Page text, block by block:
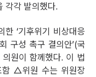
각각 발의했다.
한 ‘기후위기 비상대응
구성 촉구 결의안’(국
원이 함께했다. 이 법
△위원 수는 위원장